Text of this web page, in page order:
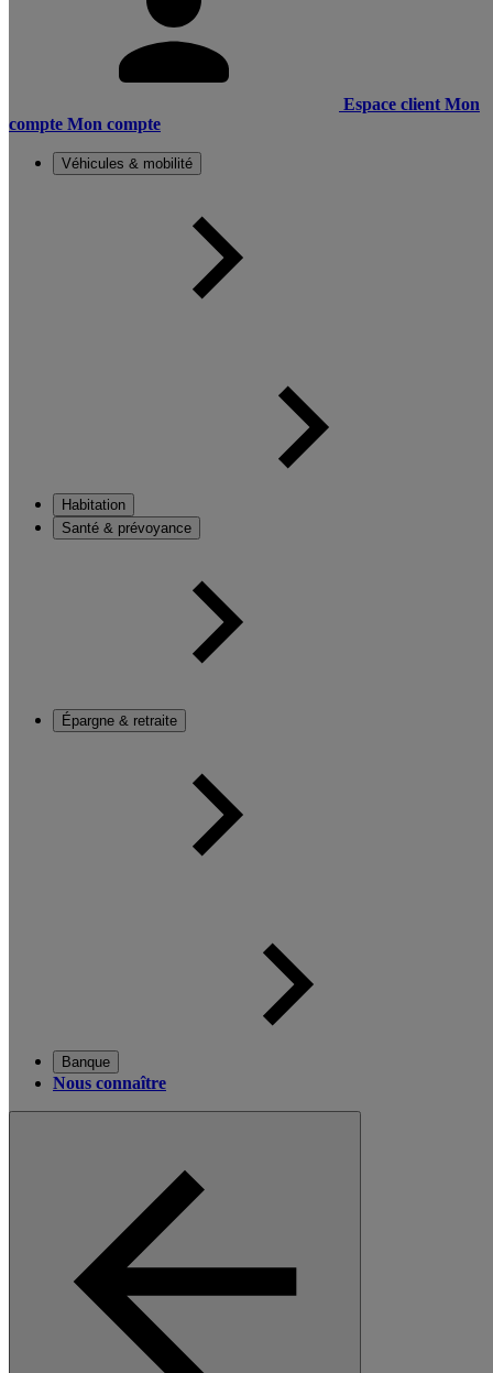
Espace client Mon
compte Mon compte
Véhicules & mobilité
Habitation
Santé & prévoyance
Épargne & retraite
Banque
Nous connaître